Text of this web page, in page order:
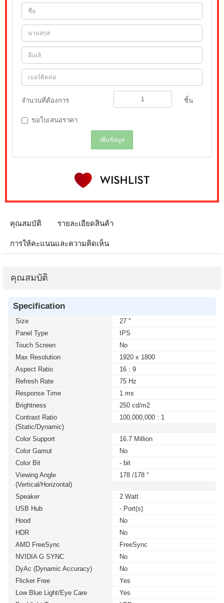
จำนวนที่ต้องการ ชิ้น
ขอใบเสนอราคา
เพิ่มข้อมูล
คุณสมบัติ รายละเอียดสินค้า
การให้คะแนนและความคิดเห็น
คุณสมบัติ
Specification
Size
27 ''
Panel Type
IPS
Touch Screen
No
Max Resolution
1920 x 1800
Aspect Ratio
16 : 9
Refresh Rate
75 Hz
Response Time
1 ms
Brightness
250 cd/m2
Contrast Ratio
(static/dynamic)
100,000,000 : 1
Color Support
16.7 Million
Color Gamut
No
Color Bit
- bit
Viewing Angle
(Vertical/Horizontal)
178 /178 °
Speaker
2 Watt
USB Hub
- Port(s)
Hood
No
HDR
No
AMD FreeSync
FreeSync
NVIDIA G SYNC
No
DyAc (Dynamic Accuracy)
No
Flicker Free
Yes
Low Blue Light/Eye Care
Yes